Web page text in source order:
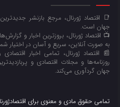
📑 اقتصاد ژورنال، مرجع بازنشر
جهان است.
📺 اقتصاد ژورنال، بروزترین اخبار و
به صورت آنلاین، سریع و آسان در اختیار
📰 اقتصاد ژورنال، تمامی اخبار
روزنامه‌ها و مجلات اقتصادی و
جهان گردآوری می‌کند.
تمامی حقوق مادی و معنوی برای